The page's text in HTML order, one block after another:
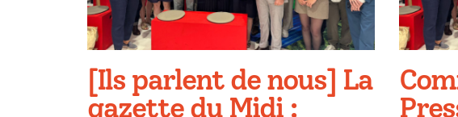
[Ils parlent de nous] La
gazette du Midi :